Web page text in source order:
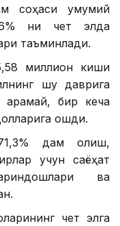
соҳаси умумий
ни чет элда
таъминлади.
миллион киши
шу даврига
бир кеча
ошди.
71,3% дам олиш,
учун саёҳат
ва
чет элга